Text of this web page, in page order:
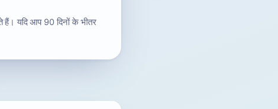
यदि आप 90 दिनों के भीतर